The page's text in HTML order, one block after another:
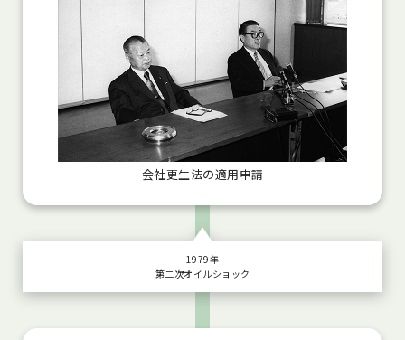
会社更生法の適用申請
1979年
第二次オイルショック